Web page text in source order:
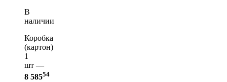
В
наличии
Коробка
(картон)
1
шт —
8 58554